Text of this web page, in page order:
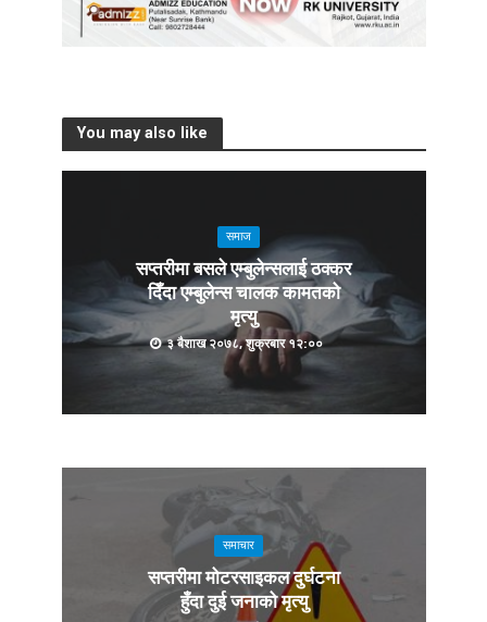
You may also like
समाज
सप्तरीमा बसले एम्बुलेन्सलाई ठक्कर
दिँदा एम्बुलेन्स चालक कामतको
मृत्यु
३ बैशाख २०७८, शुक्रबार १२:००
समाचार
सप्तरीमा मोटरसाइकल दुर्घटना
हुँदा दुई जनाको मृत्यु